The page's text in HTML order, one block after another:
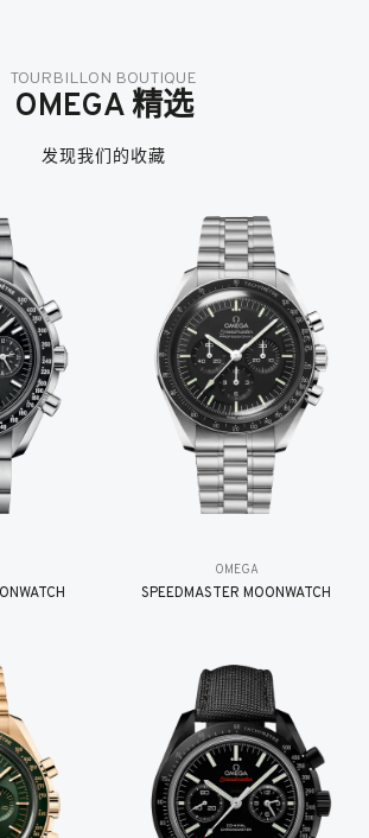
TOURBILLON BOUTIQUE
OMEGA 精选
发现我们的收藏
OMEGA
SPEEDMASTER MOONWATCH